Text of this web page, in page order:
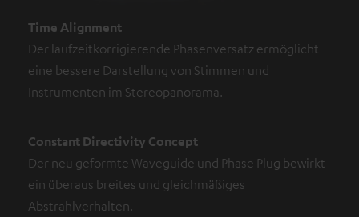
Time Alignment
Der laufzeitkorrigierende Phasenversatz ermöglicht
eine bessere Darstellung von Stimmen und
Instrumenten im Stereopanorama.
Constant Directivity Concept
Der neu geformte Waveguide und Phase Plug bewirkt
ein überaus breites und gleichmäßiges
Abstrahlverhalten.